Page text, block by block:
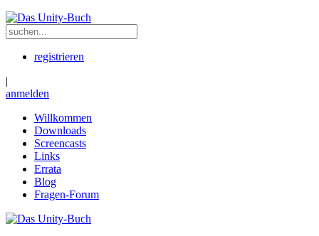
registrieren
|
anmelden
Willkommen
Downloads
Screencasts
Links
Errata
Blog
Fragen-Forum